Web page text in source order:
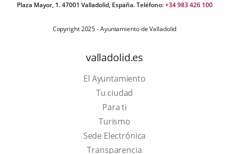
Plaza Mayor, 1. 47001 Valladolid, España. Teléfono:+34 983 426 100
Copyright 2025 - Ayuntamiento de Valladolid
valladolid.es
El Ayuntamiento
Tu ciudad
Para ti
TurismoThis
link
will
Sede Electrónica
Transparencia